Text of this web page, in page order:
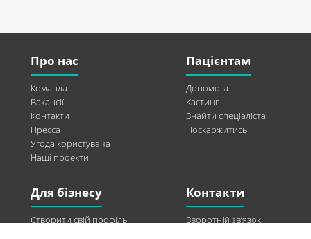
Про нас
Команда
Вакансії
Контакти
Пресса
Угода користувача
Наші проекти
Пацієнтам
Допомога
Кастинг
Знайти спеціаліста
Поскаржитись
Для бізнесу
Створити свій профіль
Контакти
Зворотній зв’язок